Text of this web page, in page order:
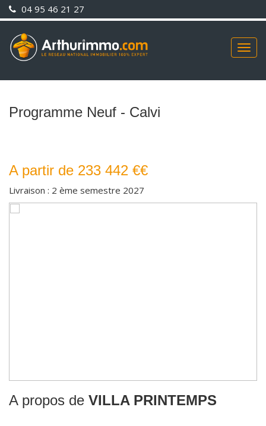
04 95 46 21 27
Programme Neuf - Calvi
A partir de 233 442 €€
Livraison : 2 ème semestre 2027
A propos de VILLA PRINTEMPS